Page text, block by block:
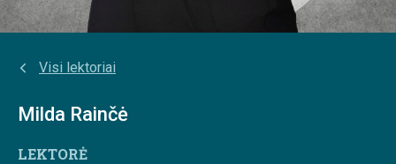
Visi lektoriai
Milda Rainčė
LEKTORĖ